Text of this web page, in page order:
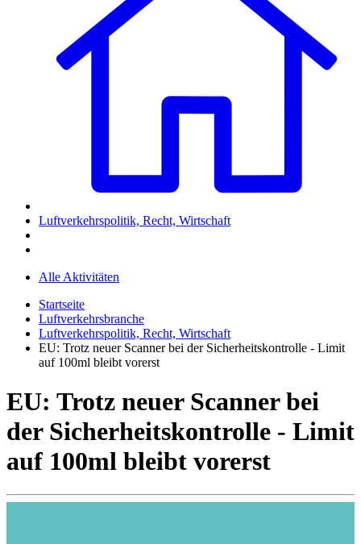
Luftverkehrspolitik, Recht, Wirtschaft
Alle Aktivitäten
Startseite
Luftverkehrsbranche
Luftverkehrspolitik, Recht, Wirtschaft
EU: Trotz neuer Scanner bei der Sicherheitskontrolle - Limit
auf 100ml bleibt vorerst
EU: Trotz neuer Scanner bei
der Sicherheitskontrolle - Limit
auf 100ml bleibt vorerst